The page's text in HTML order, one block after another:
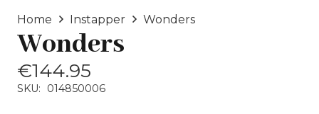
Home Instapper Wonders
Wonders
€144.95
SKU: 014850006